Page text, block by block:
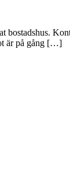
bostadshus.
är på gång […]